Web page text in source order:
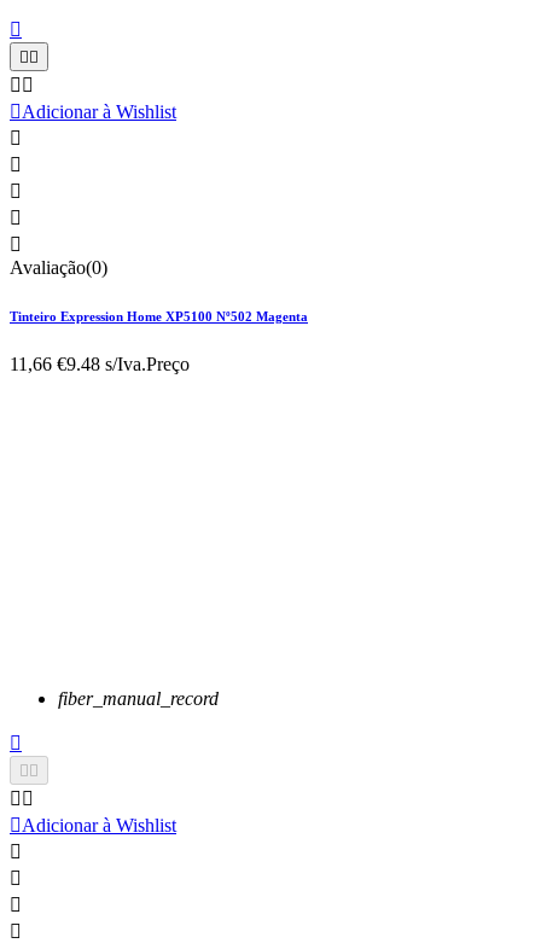

 
 
Adicionar à Wishlist





Avaliação(0)
Tinteiro Expression Home XP5100 Nº502 Magenta
11,66 €9.48 s/Iva.Preço
fiber_manual_record

 
 
Adicionar à Wishlist



